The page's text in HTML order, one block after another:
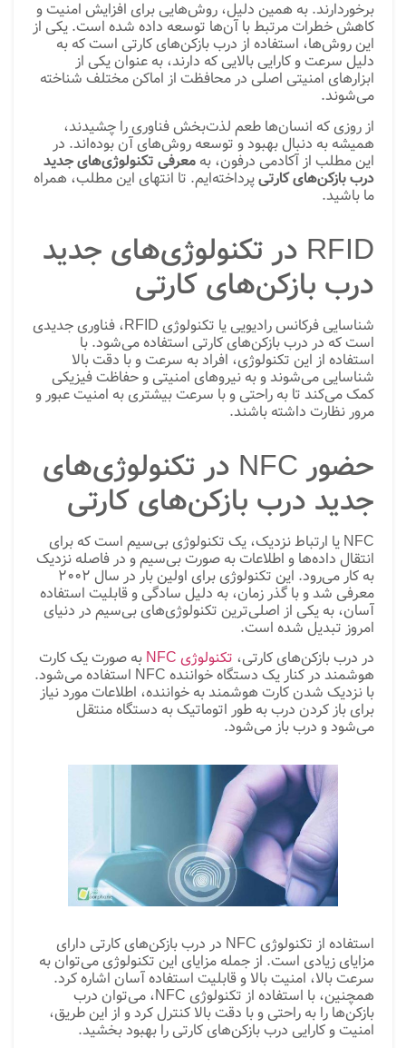
برخوردارند. به همین دلیل، روش‌هایی برای افزایش امنیت و
کاهش خطرات مرتبط با آن‌ها توسعه داده شده است. یکی از
این روش‌ها، استفاده از درب بازکن‌های کارتی است که به
دلیل سرعت و کارایی بالایی که دارند، به عنوان یکی از
ابزارهای امنیتی اصلی در محافظت از اماکن مختلف شناخته
می‌شوند.
از روزی که انسان‌ها طعم لذت‌بخش فناوری را چشیدند،
همیشه به دنبال بهبود و توسعه روش‌های آن بوده‌اند. در
این مطلب از آکادمی درفون، به معرفی تکنولوژی‌های جدید
درب بازکن‌های کارتیپرداخته‌ایم. تا انتهای این مطلب، همراه
ما باشید.
RFID در تکنولوژی‌های جدید
درب بازکن‌های کارتی
شناسایی فرکانس رادیویی یا تکنولوژی RFID، فناوری جدیدی
است که در درب بازکن‌های کارتی استفاده می‌شود. با
استفاده از این تکنولوژی، افراد به سرعت و با دقت بالا
شناسایی می‌شوند و به نیروهای امنیتی و حفاظت فیزیکی
کمک می‌کند تا به راحتی و با سرعت بیشتری به امنیت عبور و
مرور نظارت داشته باشند.
حضور NFC در تکنولوژی‌های
جدید درب بازکن‌های کارتی
NFC یا ارتباط نزدیک، یک تکنولوژی بی‌سیم است که برای
انتقال داده‌ها و اطلاعات به صورت بی‌سیم و در فاصله نزدیک
به کار می‌رود. این تکنولوژی برای اولین بار در سال 2002
معرفی شد و با گذر زمان، به دلیل سادگی و قابلیت استفاده
آسان، به یکی از اصلی‌ترین تکنولوژی‌های بی‌سیم در دنیای
امروز تبدیل شده است.
در درب بازکن‌های کارتی، تکنولوژی NFC به صورت یک کارت
هوشمند در کنار یک دستگاه خواننده NFC استفاده می‌شود.
با نزدیک شدن کارت هوشمند به خواننده، اطلاعات مورد نیاز
برای باز کردن درب به طور اتوماتیک به دستگاه منتقل
می‌شود و درب باز می‌شود.
استفاده از تکنولوژی NFC در درب بازکن‌های کارتی دارای
مزایای زیادی است. از جمله مزایای این تکنولوژی می‌توان به
سرعت بالا، امنیت بالا و قابلیت استفاده آسان اشاره کرد.
همچنین، با استفاده از تکنولوژی NFC، می‌توان درب
بازکن‌ها را به راحتی و با دقت بالا کنترل کرد و از این طریق،
امنیت و کارایی درب بازکن‌های کارتی را بهبود بخشید.